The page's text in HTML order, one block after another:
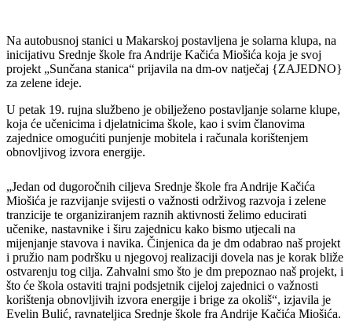
Na autobusnoj stanici u Makarskoj postavljena je solarna klupa, na
inicijativu Srednje škole fra Andrije Kačića Miošića koja je svoj
projekt „Sunčana stanica“ prijavila na dm-ov natječaj {ZAJEDNO}
za zelene ideje.
U petak 19. rujna službeno je obilježeno postavljanje solarne klupe,
koja će učenicima i djelatnicima škole, kao i svim članovima
zajednice omogućiti punjenje mobitela i računala korištenjem
obnovljivog izvora energije.
„Jedan od dugoročnih ciljeva Srednje škole fra Andrije Kačića
Miošića je razvijanje svijesti o važnosti održivog razvoja i zelene
tranzicije te organiziranjem raznih aktivnosti želimo educirati
učenike, nastavnike i širu zajednicu kako bismo utjecali na
mijenjanje stavova i navika. Činjenica da je dm odabrao naš projekt
i pružio nam podršku u njegovoj realizaciji dovela nas je korak bliže
ostvarenju tog cilja. Zahvalni smo što je dm prepoznao naš projekt, i
što će škola ostaviti trajni podsjetnik cijeloj zajednici o važnosti
korištenja obnovljivih izvora energije i brige za okoliš“, izjavila je
Evelin Bulić, ravnateljica Srednje škole fra Andrije Kačića Miošića.